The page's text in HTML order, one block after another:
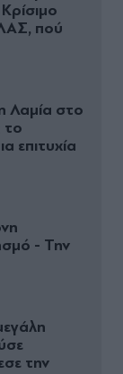
πού
Λαμία στο
το
επιτυχία
- Την
την